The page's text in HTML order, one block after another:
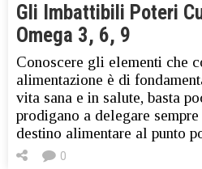
Gli Imbattibili Poteri
Omega 3, 6, 9
Conoscere gli elementi che
alimentazione è di
vita sana e in salute, basta
prodigano a delegare
destino alimentare al punto
0